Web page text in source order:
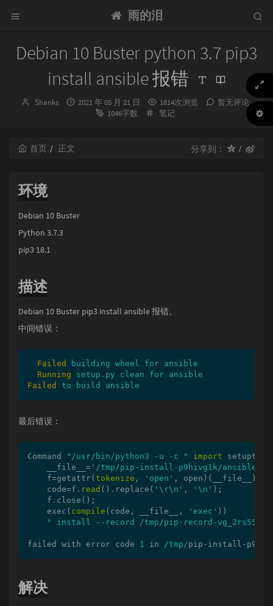
雨的泪
Debian 10 Buster python 3.7 pip3
install ansible 报错
博
Shanks
发
2021 年 05 月 21 日 1814次浏览
暂无评论
1046字数
分
笔记
首页 正文 分享到：
环境
Debian 10 Buster
Python 3.7.3
pip3 18.1
描述
Debian 10 Buster pip3 install ansible 报错。
中间错误：
Failed
building wheel for ansible
Running
setup.py clean for ansible
Failed
to build ansible
最后错误：
Command "/usr/bin/python3 -u -c " import
    __file__=
'/tmp/pip-install-p9hivg1k/ansible/
    f=getattr(
tokenize , 'open' , open)(__file__);
    code=f.
read ().replace( '\r\n' , '\n' );
    f.close();
    exec(
compile (code, __file__, 'exec' ))
" install --record /tmp/pip-record-vg_2rs55/
failed with error code 1 in /tmp/pip-install-
解决